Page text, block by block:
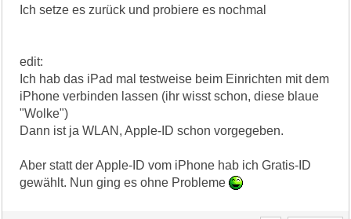
Ich setze es zurück und probiere es nochmal
edit:
Ich hab das iPad mal testweise beim Einrichten mit dem
iPhone verbinden lassen (ihr wisst schon, diese blaue
"Wolke")
Dann ist ja WLAN, Apple-ID schon vorgegeben.
Aber statt der Apple-ID vom iPhone hab ich Gratis-ID
gewählt. Nun ging es ohne Probleme